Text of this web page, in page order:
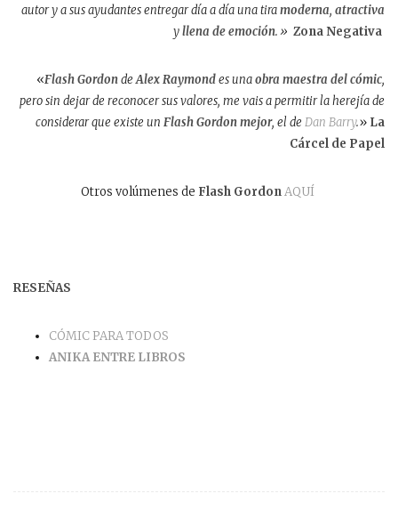
autor y a sus ayudantes entregar día a día una tiramoderna, atractiva
yllena de emoción.» Zona Negativa
«Flash GordondeAlex Raymondes unaobra maestra del cómic,
pero sin dejar de reconocer sus valores, me vais a permitir la herejía de
considerar que existe un Flash Gordon mejor, el de Dan Barry.» La
Cárcel de Papel
Otros volúmenes de Flash GordonAQUÍ
RESEÑAS
CÓMIC PARA TODOS
ANIKA ENTRE LIBROS